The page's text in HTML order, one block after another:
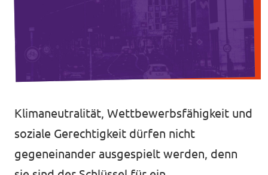
Europaebene
Volt Europa
Nationale Teams in Europa
Unsere Events
Volt im Römer
Kommunalwahl 2026
Unterstütz' uns!
Klimaneutralität, Wettbewerbsfähigkeit und
soziale Gerechtigkeit dürfen nicht
gegeneinander ausgespielt werden, denn